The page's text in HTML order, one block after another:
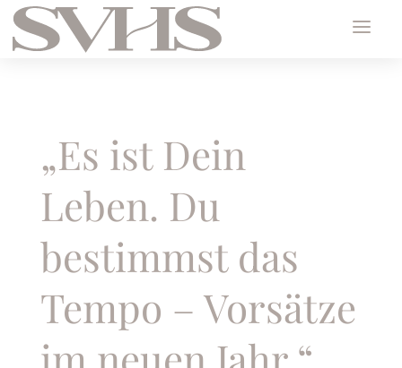
„Es ist Dein
Leben. Du
bestimmst das
Tempo – Vorsätze